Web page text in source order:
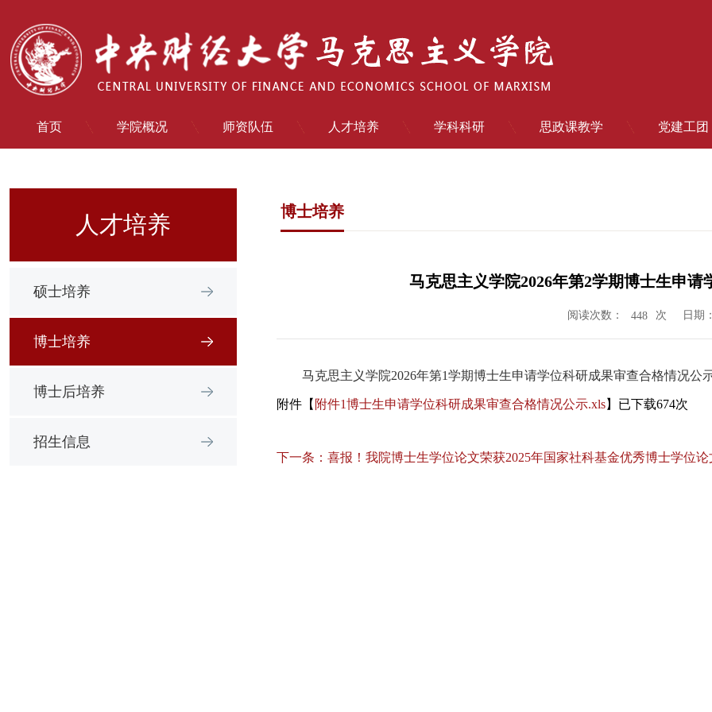
首页 学院概况 师资队伍 人才培养 学科科研 思政课教学 党建工团
人才培养
硕士培养
博士培养
博士后培养
招生信息
博士培养
马克思主义学院2026年第2学期博士生申
阅读次数： 448 次 日期
马克思主义学院2026年第1学期博士生申请学位科研成果审查合格情况公
附件【 附件1博士生申请学位科研成果审查合格情况公示.xls】已下载674次
下一条： 喜报！我院博士生学位论文荣获2025年国家社科基金优秀博士学位